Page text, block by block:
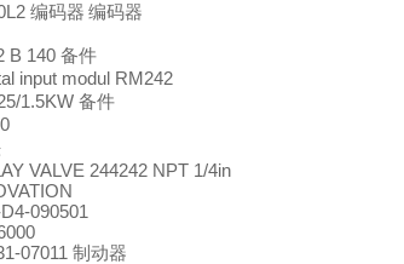
编码器 编码器
B 140 备件
input modul RM242
1.5KW 备件
VALVE 244242 NPT 1/4in
090501
07011 制动器